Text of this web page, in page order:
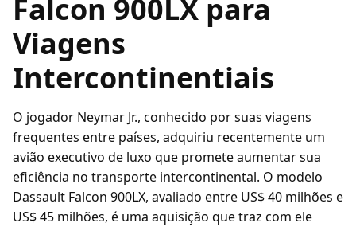
Falcon 900LX para
Viagens
Intercontinentiais
O jogador Neymar Jr., conhecido por suas viagens
frequentes entre países, adquiriu recentemente um
avião executivo de luxo que promete aumentar sua
eficiência no transporte intercontinental. O modelo
Dassault Falcon 900LX, avaliado entre US$ 40 milhões e
US$ 45 milhões, é uma aquisição que traz com ele